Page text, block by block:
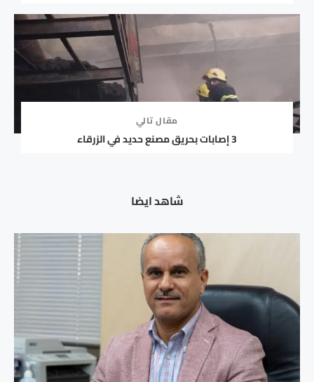
مقال تالي
3 إصابات بحريق مصنع حديد في الزرقاء
شاهد ايضا